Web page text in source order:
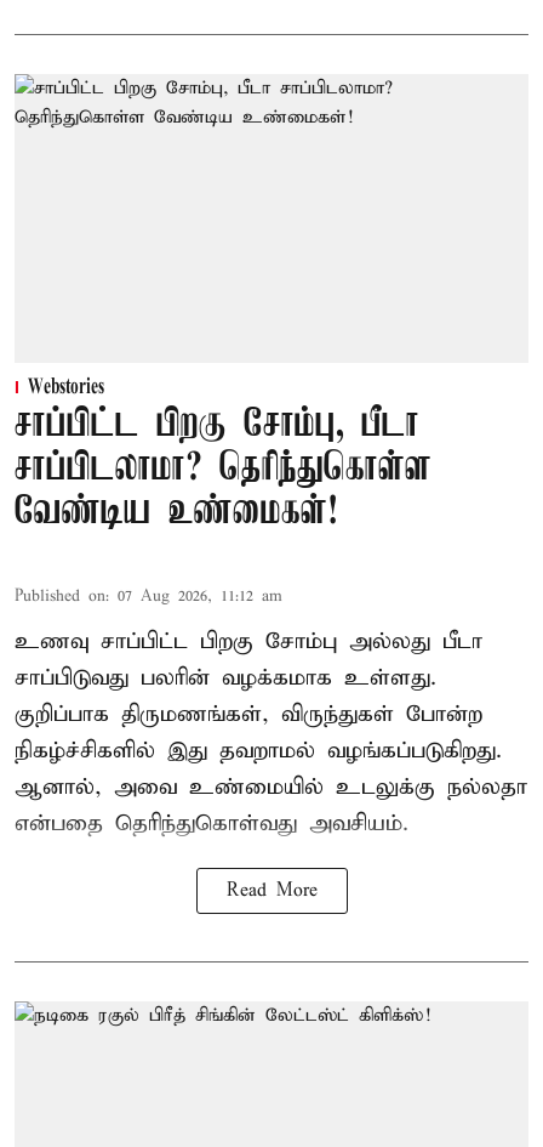
Webstories
சாப்பிட்ட பிறகு சோம்பு, பீடா
சாப்பிடலாமா? தெரிந்துகொள்ள
வேண்டிய உண்மைகள்!
Published on: 07 Aug 2026, 11:12 am
உணவு சாப்பிட்ட பிறகு சோம்பு அல்லது பீடா
சாப்பிடுவது பலரின் வழக்கமாக உள்ளது.
குறிப்பாக திருமணங்கள், விருந்துகள் போன்ற
நிகழ்ச்சிகளில் இது தவறாமல் வழங்கப்படுகிறது.
ஆனால், அவை உண்மையில் உடலுக்கு நல்லதா
என்பதை தெரிந்துகொள்வது அவசியம்.
Read More